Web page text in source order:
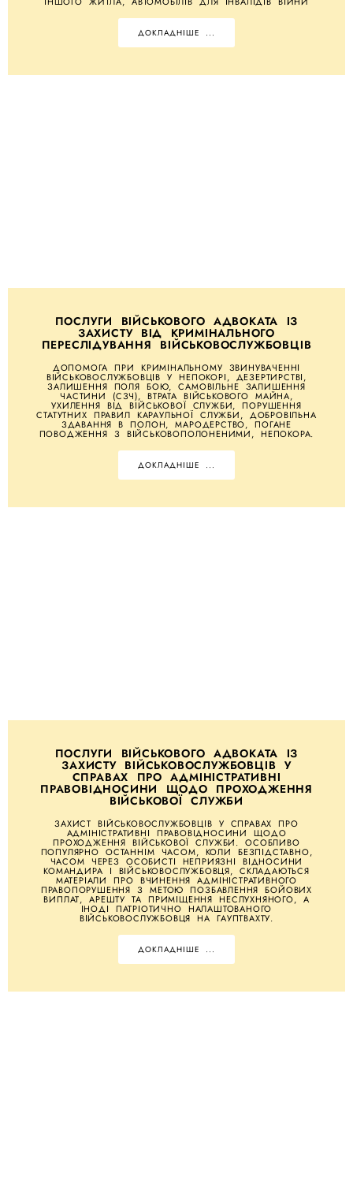
ДОКЛАДНІШЕ ...
ПОСЛУГИ ВІЙСЬКОВОГО АДВОКАТА ІЗ
ЗАХИСТУ ВІД КРИМІНАЛЬНОГО
ПЕРЕСЛІДУВАННЯ ВІЙСЬКОВОСЛУЖБОВЦІВ
ДОПОМОГА ПРИ КРИМІНАЛЬНОМУ ЗВИНУВАЧЕННІ
ВІЙСЬКОВОСЛУЖБОВЦІВ У НЕПОКОРІ, ДЕЗЕРТИРСТВІ,
ЗАЛИШЕННЯ ПОЛЯ БОЮ, САМОВІЛЬНЕ ЗАЛИШЕННЯ
ЧАСТИНИ (СЗЧ), ВТРАТА ВІЙСЬКОВОГО МАЙНА,
УХИЛЕННЯ ВІД ВІЙСЬКОВОЇ СЛУЖБИ, ПОРУШЕННЯ
СТАТУТНИХ ПРАВИЛ КАРАУЛЬНОЇ СЛУЖБИ, ДОБРОВІЛЬНА
ЗДАВАННЯ В ПОЛОН, МАРОДЕРСТВО, ПОГАНЕ
ПОВОДЖЕННЯ З ВІЙСЬКОВОПОЛОНЕНИМИ, НЕПОКОРА.
ДОКЛАДНІШЕ ...
ПОСЛУГИ ВІЙСЬКОВОГО АДВОКАТА ІЗ
ЗАХИСТУ ВІЙСЬКОВОСЛУЖБОВЦІВ У
СПРАВАХ ПРО АДМІНІСТРАТИВНІ
ПРАВОВІДНОСИНИ ЩОДО ПРОХОДЖЕННЯ
ВІЙСЬКОВОЇ СЛУЖБИ
ЗАХИСТ ВІЙСЬКОВОСЛУЖБОВЦІВ У СПРАВАХ ПРО
АДМІНІСТРАТИВНІ ПРАВОВІДНОСИНИ ЩОДО
ПРОХОДЖЕННЯ ВІЙСЬКОВОЇ СЛУЖБИ. ОСОБЛИВО
ПОПУЛЯРНО ОСТАННІМ ЧАСОМ, КОЛИ БЕЗПІДСТАВНО,
ЧАСОМ ЧЕРЕЗ ОСОБИСТІ НЕПРИЯЗНІ ВІДНОСИНИ
КОМАНДИРА І ВІЙСЬКОВОСЛУЖБОВЦЯ, СКЛАДАЮТЬСЯ
МАТЕРІАЛИ ПРО ВЧИНЕННЯ АДМІНІСТРАТИВНОГО
ПРАВОПОРУШЕННЯ З МЕТОЮ ПОЗБАВЛЕННЯ БОЙОВИХ
ВИПЛАТ, АРЕШТУ ТА ПРИМІЩЕННЯ НЕСЛУХНЯНОГО, А
ІНОДІ ПАТРІОТИЧНО НАЛАШТОВАНОГО
ВІЙСЬКОВОСЛУЖБОВЦЯ НА ГАУПТВАХТУ.
ДОКЛАДНІШЕ ...